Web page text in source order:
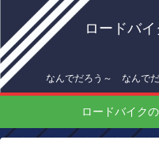
ロードバ
なんでだろう～ なんで
ロードバイク